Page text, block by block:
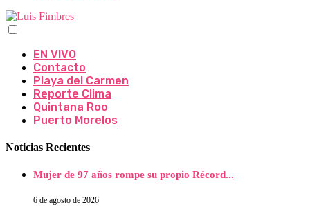
EN VIVO
Contacto
Playa del Carmen
Reporte Clima
Quintana Roo
Puerto Morelos
Noticias Recientes
Mujer de 97 años rompe su propio Récord...
6 de agosto de 2026